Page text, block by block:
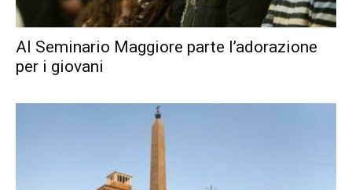
Al Seminario Maggiore parte l’adorazione
per i giovani